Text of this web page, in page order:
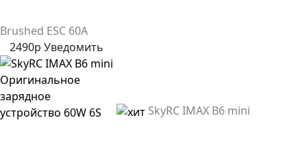
Brushed ESC 60A
2490р Уведомить
SkyRC IMAX B6 mini